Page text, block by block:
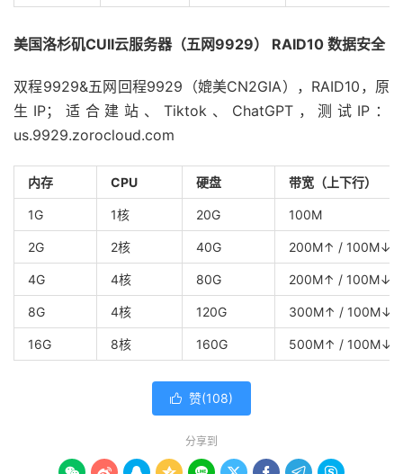
美国洛杉矶CUII云服务器（五网9929） RAID10 数据安全
双程9929&五网回程9929（媲美CN2GIA），RAID10，原
生IP；适合建站、Tiktok、ChatGPT，测试IP：
us.9929.zorocloud.com
内存 CPU 硬盘 带宽（上下行）
1G 1核 20G 100M
2G 2核 40G 200M↑ / 100M↓
4G 4核 80G 200M↑ / 100M↓
8G 4核 120G 300M↑ / 100M↓
16G 8核 160G 500M↑ / 100M↓
 赞(108)
分享到